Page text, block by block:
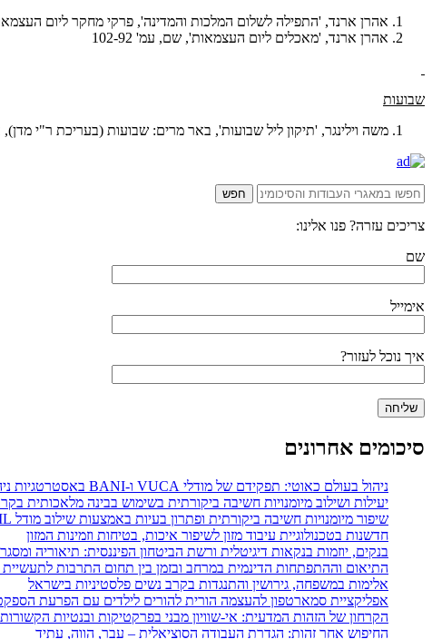
אהרן ארנד, 'התפילה לשלום המלכות והמדינה', פרקי מחקר ליום העצמאות, ירושלים
אהרן ארנד, 'מאכלים ליום העצמאות', שם, עמ' 102-92
שבועות
משה וילינגר, 'תיקון ליל שבועות', באר מרים: שבועות (בעריכת ר"י מדן),
צריכים עזרה? פנו אלינו:
שם
אימייל
איך נוכל לעזור?
סיכומים אחרונים
ניהול בעולם כאוטי: תפקידם של מודלי VUCA ו-BANI באסטרטגיות ניהול משאבי אנוש
יעילות ושילוב מיומנויות חשיבה ביקורתית בשימוש בבינה מלאכותית
שיפור מיומנויות חשיבה ביקורתית ופתרון בעיות באמצעות שילוב מודל POGIL עם מפת חשיבה דיגיטלית
חדשנות בטכנולוגיית עיבוד מזון לשיפור איכות, בטיחות וזמינות המזון
בנקים, יוזמות בנקאות דיגיטלית ורשת הביטחון הפיננסית: תיאוריה
התיאום וההתפתחות הדינמית במרחב ובזמן בין תחום התרבות לתעשיית
אלימות במשפחה, גירושין והתנגדות בקרב נשים פלסטיניות בישראל
אפליקציית סמארטפון להעצמה הורית להורים לילדים עם הפרעת
הקרחון של הזהות המדעית: אי-שוויון מבני בפרקטיקות ובנטיות
החיפוש אחר זהות: הגדרת העבודה הסוציאלית – עבר, הווה, עתיד